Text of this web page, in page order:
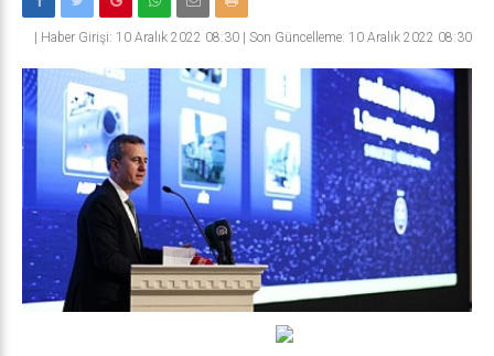
Haber Girişi: 10 Aralık 2022 08:30 | Son Güncelleme: 10 Aralık 2022 08:30